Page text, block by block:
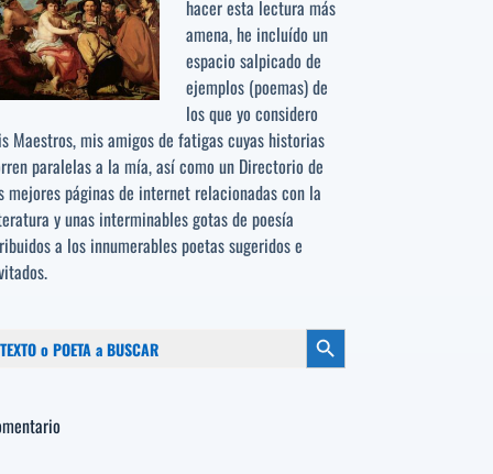
hacer esta lectura más
amena, he incluído un
espacio salpicado de
ejemplos (poemas) de
los que yo considero
Maestros, mis amigos de fatigas cuyas historias
paralelas a la mía, así como un Directorio de
mejores páginas de internet relacionadas con la
y unas interminables gotas de poesía
a los innumerables poetas sugeridose
Botón de búsqueda